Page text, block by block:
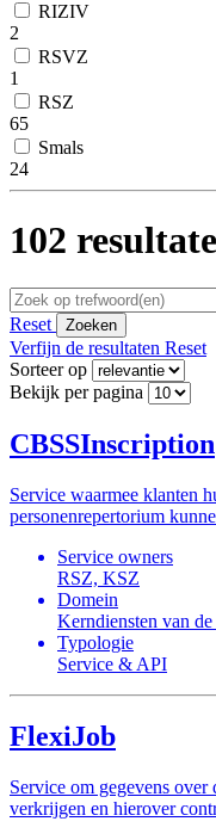
RIZIV
2
RSVZ
1
RSZ
65
Smals
24
102
Reset Zoeken
Verfijn de resultaten Reset
Sorteer op
Bekijk per pagina
CBSSInscription
Service waarmee klanten
personenrepertorium
Service owners
RSZ, KSZ
Domein
Kerndiensten van
Typologie
Service & API
FlexiJob
Service om gegevens
verkrijgen en hierover